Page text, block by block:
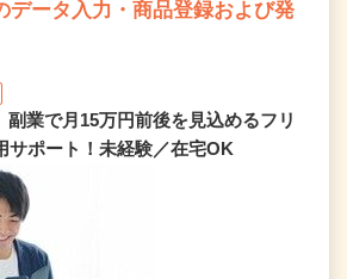
データ入力・商品登録および発
副業で月15万円前後を見込めるフリ
サポート！未経験／在宅OK